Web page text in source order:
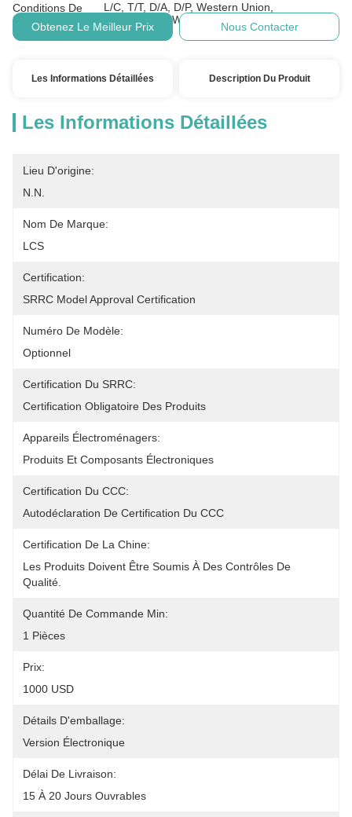
Conditions De
Paiement:
L/C, T/T, D/A, D/P, Western Union,
MoneyGram, Wechat, Alipay
Obtenez Le Meilleur Prix Nous Contacter
Les Informations Détaillées Description Du Produit
Les Informations Détaillées
Lieu D'origine:
N.N.
Nom De Marque:
LCS
Certification:
SRRC Model Approval Certification
Numéro De Modèle:
Optionnel
Certification Du SRRC:
Certification Obligatoire Des Produits
Appareils Électroménagers:
Produits Et Composants Électroniques
Certification Du CCC:
Autodéclaration De Certification Du CCC
Certification De La Chine:
Les Produits Doivent Être Soumis À Des Contrôles De
Qualité.
Quantité De Commande Min:
1 Pièces
Prix:
1000 USD
Détails D'emballage:
Version Électronique
Délai De Livraison:
15 À 20 Jours Ouvrables